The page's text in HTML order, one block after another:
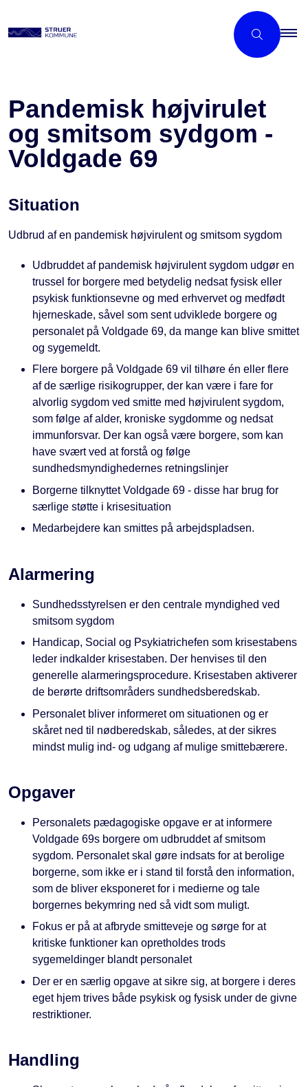
Pandemisk højvirulet
og smitsom sydgom -
Voldgade 69
Situation
Udbrud af en pandemisk højvirulent og smitsom sygdom
Udbruddet af pandemisk højvirulent sygdom udgør en
trussel for borgere med betydelig nedsat fysisk eller
psykisk funktionsevne og med erhvervet og medfødt
hjerneskade, såvel som sent udviklede borgere og
personalet på Voldgade 69, da mange kan blive smittet
og sygemeldt.
Flere borgere på Voldgade 69 vil tilhøre én eller flere
af de særlige risikogrupper, der kan være i fare for
alvorlig sygdom ved smitte med højvirulent sygdom,
som følge af alder, kroniske sygdomme og nedsat
immunforsvar. Der kan også være borgere, som kan
have svært ved at forstå og følge
sundhedsmyndighedernes retningslinjer
Borgerne tilknyttet Voldgade 69 - disse har brug for
særlige støtte i krisesituation
Medarbejdere kan smittes på arbejdspladsen.
Alarmering
Sundhedsstyrelsen er den centrale myndighed ved
smitsom sygdom
Handicap, Social og Psykiatrichefen som krisestabens
leder indkalder krisestaben. Der henvises til den
generelle alarmeringsprocedure. Krisestaben aktiverer
de berørte driftsområders sundhedsberedskab.
Personalet bliver informeret om situationen og er
skåret ned til nødberedskab, således, at der sikres
mindst mulig ind- og udgang af mulige smittebærere.
Opgaver
Personalets pædagogiske opgave er at informere
Voldgade 69s borgere om udbruddet af smitsom
sygdom. Personalet skal gøre indsats for at berolige
borgerne, som ikke er i stand til forstå den information,
som de bliver eksponeret for i medierne og tale
borgernes bekymring ned så vidt som muligt.
Fokus er på at afbryde smitteveje og sørge for at
kritiske funktioner kan opretholdes trods
sygemeldinger blandt personalet
Der er en særlig opgave at sikre sig, at borgere i deres
eget hjem trives både psykisk og fysisk under de givne
restriktioner.
Handling